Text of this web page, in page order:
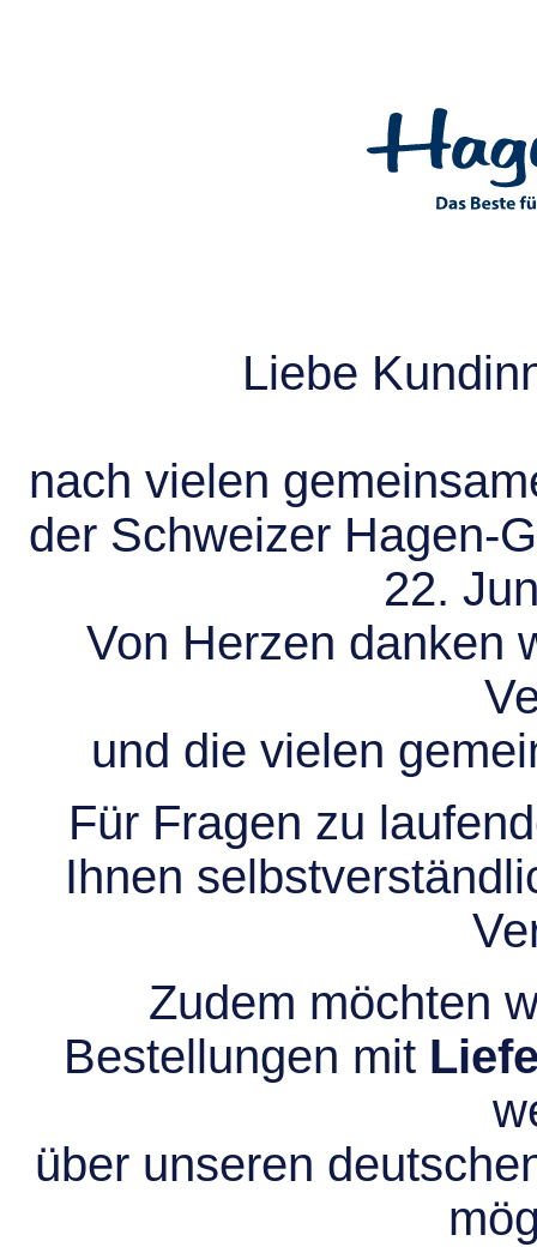
Liebe
nach vielen
der Schweizer Hagen-
22.
Von Herzen danken
und die vielen
Für Fragen zu
Ihnen
Zudem möchten
Bestellungen mit
über unseren